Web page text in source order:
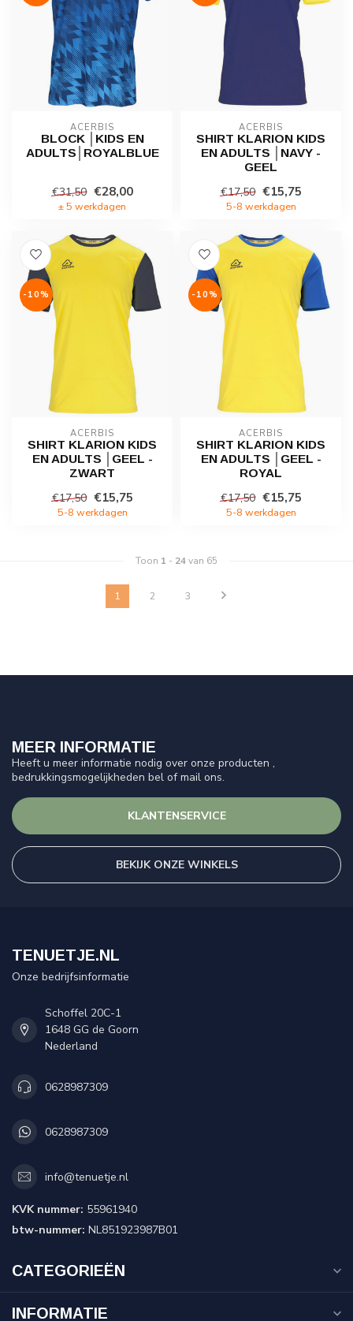
ACERBIS
BLOCK │KIDS EN
ADULTS│ROYALBLUE
€31,50 €28,00
± 5 werkdagen
ACERBIS
SHIRT KLARION KIDS
EN ADULTS │NAVY -
GEEL
€17,50 €15,75
5-8 werkdagen
-10%
ACERBIS
SHIRT KLARION KIDS
EN ADULTS │GEEL -
ZWART
€17,50 €15,75
5-8 werkdagen
-10%
ACERBIS
SHIRT KLARION KIDS
EN ADULTS │GEEL -
ROYAL
€17,50 €15,75
5-8 werkdagen
Toon 1 - 24van 65
1 2 3
MEER INFORMATIE
Heeft u meer informatie nodig over onze producten ,
bedrukkingsmogelijkheden bel of mail ons.
KLANTENSERVICE
BEKIJK ONZE WINKELS
TENUETJE.NL
Onze bedrijfsinformatie
Schoffel 20C-1
1648 GG de Goorn
Nederland
0628987309
0628987309
info@tenuetje.nl
KVK nummer: 55961940
btw-nummer: NL851923987B01
CATEGORIEËN
INFORMATIE